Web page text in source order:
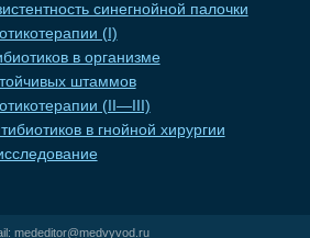
синегнойной палочки
(I)
в организме
штаммов
(II—III)
в гнойной хирургии
mededitor@medvyvod.ru